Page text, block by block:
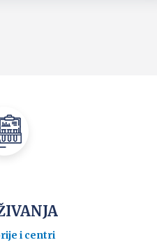
i centri